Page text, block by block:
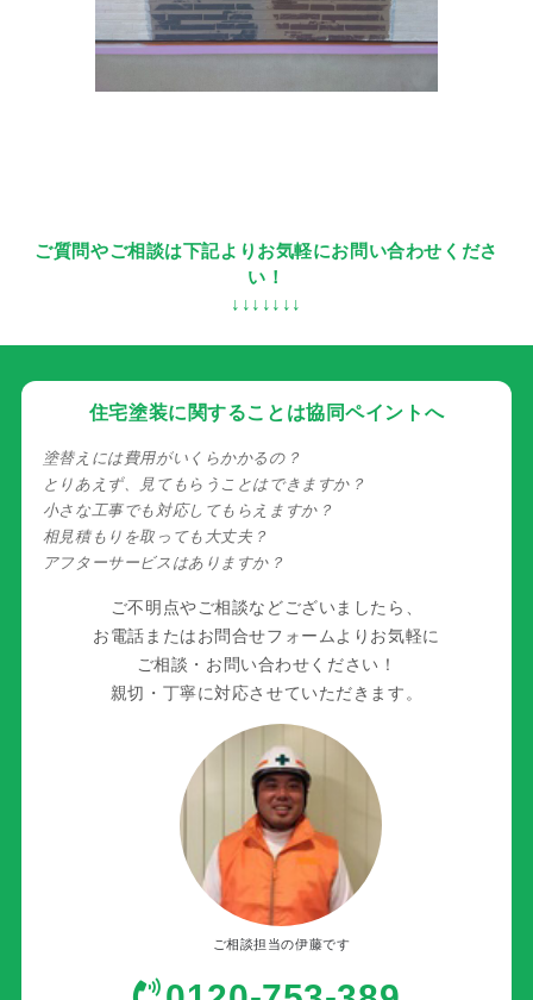
ご質問やご相談は下記よりお気軽にお問い合わせくださ
い！
↓↓↓↓↓↓↓
住宅塗装に関することは協同ペイントへ
塗替えには費用がいくらかかるの？
とりあえず、見てもらうことはできますか？
小さな工事でも対応してもらえますか？
相見積もりを取っても大丈夫？
アフターサービスはありますか？
ご不明点やご相談などございましたら、
お電話またはお問合せフォームよりお気軽に
ご相談・お問い合わせください！
親切・丁寧に対応させていただきます。
ご相談担当の伊藤です